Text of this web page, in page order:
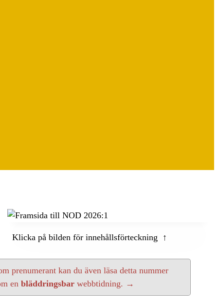
Klicka på bilden för innehållsförteckning ↑
prenumerant kan du även läsa detta nummer
enbläddringsbar webbtidning. →